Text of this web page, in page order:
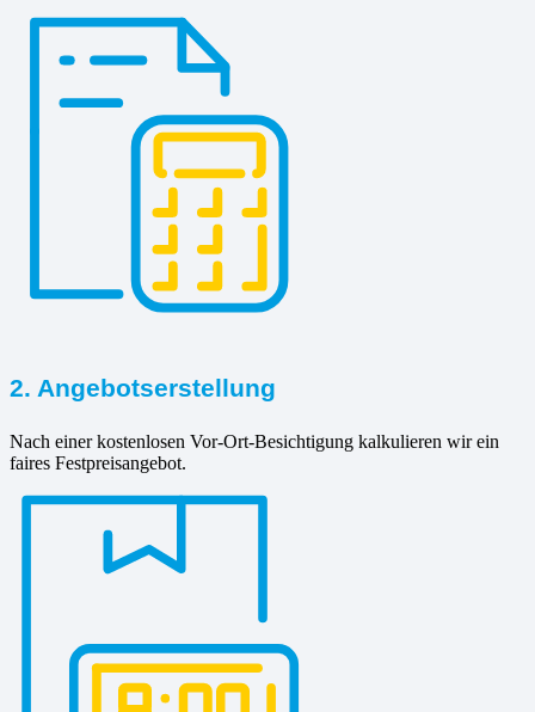
2. Angebotserstellung
Nach einer kostenlosen Vor-Ort-Besichtigung kalkulieren wir ein
faires Festpreisangebot.